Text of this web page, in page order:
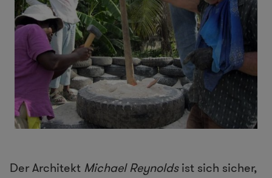
Der Architekt Michael Reynoldsist sich sicher,